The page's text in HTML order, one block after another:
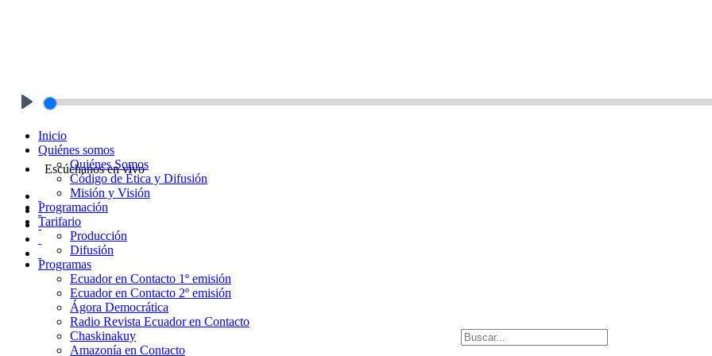
Escúchanos en vivo
Inicio
Quiénes somos
Quiénes Somos
Código de Ética y Difusión
Misión y Visión
Programación
Tarifario
Producción
Difusión
Programas
Ecuador en Contacto 1º emisión
Ecuador en Contacto 2º emisión
Ágora Democrática
Radio Revista Ecuador en Contacto
Chaskinakuy
Amazonía en Contacto